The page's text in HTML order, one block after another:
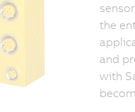
the
and
with